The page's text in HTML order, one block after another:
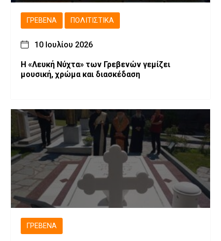
ΓΡΕΒΕΝΆ ΠΟΛΙΤΙΣΤΙΚΆ
10 Ιουλίου 2026
Η «Λευκή Νύχτα» των Γρεβενών γεμίζει
μουσική, χρώμα και διασκέδαση
ΓΡΕΒΕΝΆ